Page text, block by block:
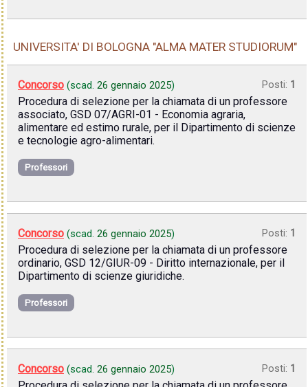
UNIVERSITA' DI BOLOGNA "ALMA MATER STUDIORUM"
Concorso (scad. 26 gennaio 2025) Posti: 1
Procedura di selezione per la chiamata di un professore
associato, GSD 07/AGRI-01 - Economia agraria,
alimentare ed estimo rurale, per il Dipartimento di scienze
e tecnologie agro-alimentari.
Professori
Concorso (scad. 26 gennaio 2025) Posti: 1
Procedura di selezione per la chiamata di un professore
ordinario, GSD 12/GIUR-09 - Diritto internazionale, per il
Dipartimento di scienze giuridiche.
Professori
Concorso (scad. 26 gennaio 2025) Posti: 1